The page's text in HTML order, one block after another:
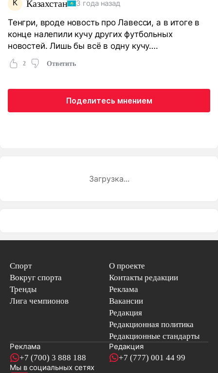
К Казахстан 3 года назад
Тенгри, вроде новость про Лавесси, а в итоге в
конце налепили кучу других футбольных
новостей. Лишь бы всё в одну кучу….
2 Ответить
Поделитесь мнением
Загрузка...
Спорт
Вокруг спорта
Тренды
Лига чемпионов
О проекте
Контакты редакции
Реклама
Вакансии
Редакция
Редакционная политика
Редакционные стандарты
Реклама
+7 (700) 3 888 188
Редакция
+7 (777) 001 44 99
Мы в социальных сетях